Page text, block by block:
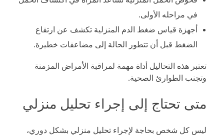
في مراحله الأولى.
أجهزة قياس ضغط الدم المنزلية تكشف عن ارتفاع
الضغط قبل أن تتطور الحالة إلى مضاعفات خطيرة.
تعتبر هذه التحاليل أداة مهمة لمراقبة الأمراض المزمنة
وتجنب الطوارئ الصحية.
متى تحتاج إلى إجراء تحليل منزلي
ليس كل شخص بحاجة لإجراء تحليل منزلي بشكل دوري،